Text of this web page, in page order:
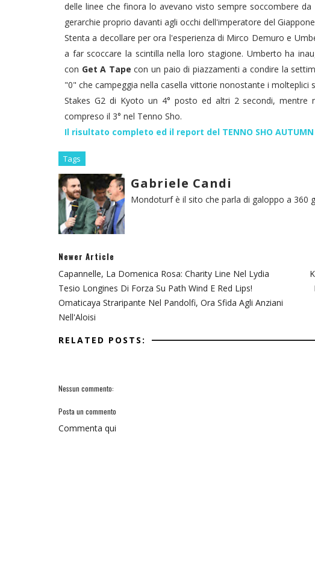
delle linee che finora lo avevano visto sempre soccombere
gerarchie proprio davanti agli occhi dell'imperatore del
Stenta a decollare per ora l'esperienza di Mirco Demuro e
a far scoccare la scintilla nella loro stagione. Umberto ha
con Get A Tape con un paio di piazzamenti a condire la
"0" che campeggia nella casella vittorie nonostante i molteplici
Stakes G2 di Kyoto un 4° posto ed altri 2 secondi, mentre
compreso il 3° nel Tenno Sho.
Il risultato completo ed il report del TENNO SHO
Tags
Gabriele Candi
Mondoturf è il sito che parla di galoppo a 360
Newer Article
Capannelle, La Domenica Rosa: Charity Line Nel Lydia
Tesio Longines Di Forza Su Path Wind E Red Lips!
Omaticaya Straripante Nel Pandolfi, Ora Sfida Agli Anziani
Nell'Aloisi
RELATED POSTS:
Nessun commento:
Posta un commento
Commenta qui